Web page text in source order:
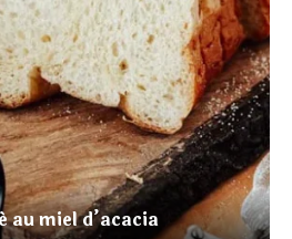
au miel d’acacia